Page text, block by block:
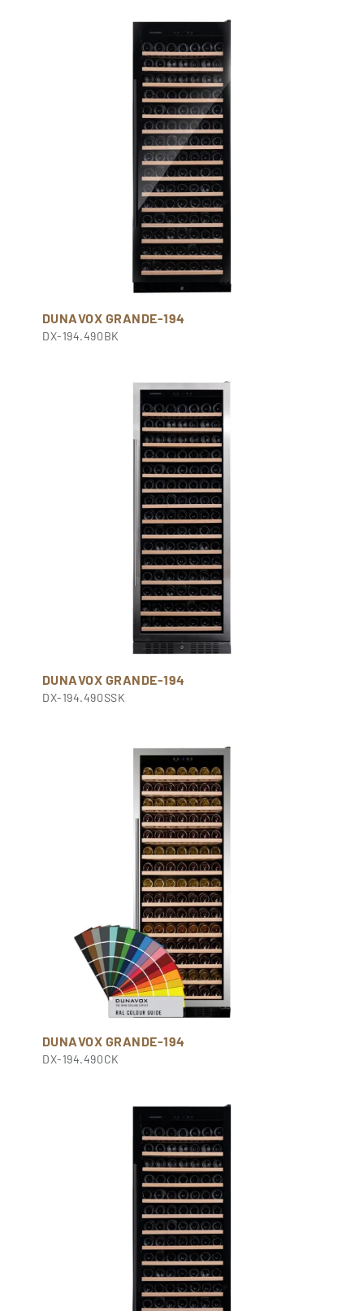
DUNAVOX GRANDE-194
DX-194.490BK
DUNAVOX GRANDE-194
DX-194.490SSK
DUNAVOX GRANDE-194
DX-194.490CK